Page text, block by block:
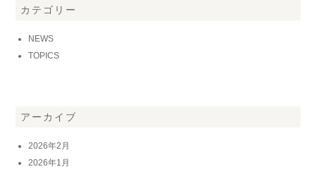
カテゴリー
NEWS
TOPICS
アーカイブ
2026年2月
2026年1月